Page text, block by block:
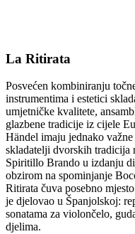
La Ritirata
Posvećen kombiniranju
instrumentima i estetici
umjetničke kvalitete,
glazbene tradicije iz cijele
Händel imaju jednako
skladatelji dvorskih tradicija
Spiritillo Brando u izdanju
obzirom na spominjanje
Ritirata čuva posebno
je djelovao u Španjolskoj:
sonatama za violončelo,
djelima.